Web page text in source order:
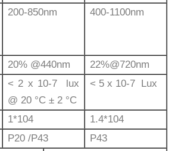
200-850nm 400-1100nm
20% @440nm
22%@720nm
< 2 x 10-7 lux
@ 20 °C ± 2 °C
< 5 x 10-7 Lux
1*104
1.4*104
P20 /P43
P43